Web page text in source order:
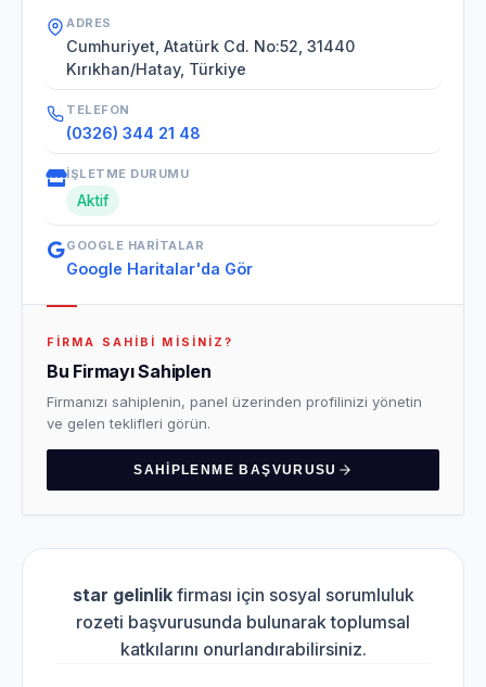
star gelinlikfirması için sosyal sorumluluk
rozeti başvurusunda bulunarak toplumsal
katkılarını onurlandırabilirsiniz.
ADRES
Cumhuriyet, Atatürk Cd. No:52, 31440
Kırıkhan/Hatay, Türkiye
TELEFON
(0326) 344 21 48
İŞLETME DURUMU
Aktif
GOOGLE HARITALAR
Google Haritalar'da Gör
FIRMA SAHIBI MISINIZ?
Bu Firmayı Sahiplen
Firmanızı sahiplenin, panel üzerinden profilinizi yönetin
ve gelen teklifleri görün.
SAHIPLENME BAŞVURUSU